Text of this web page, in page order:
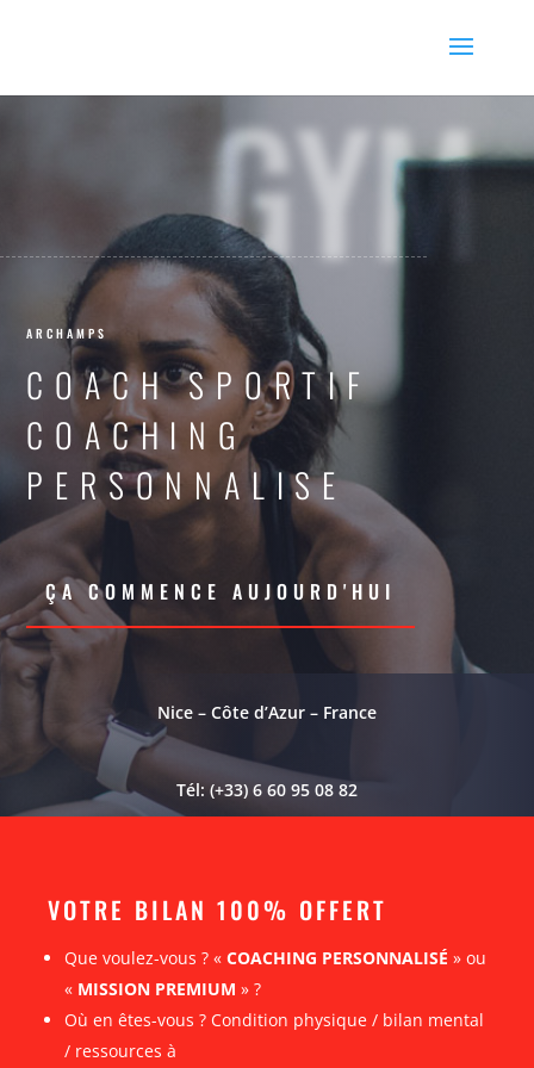
GYM
ARCHAMPS
COACH SPORTIF
COACHING
PERSONNALISE
ÇA COMMENCE AUJOURD'HUI
Nice – Côte d’Azur – France
Tél: (+33) 6 60 95 08 82
VOTRE BILAN 100% OFFERT
Que voulez-vous ? « COACHING PERSONNALISÉ » ou
« MISSION PREMIUM » ?
Où en êtes-vous ? Condition physique / bilan mental
/ ressources à